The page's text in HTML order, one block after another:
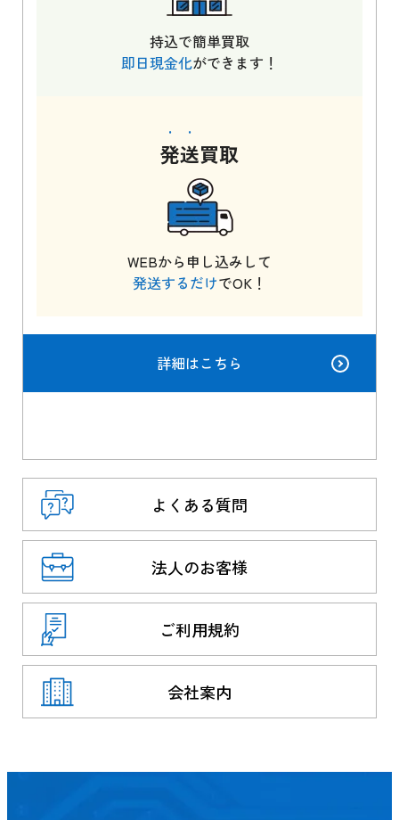
持込で簡単買取
即日現金化ができます！
発送買取
WEBから申し込みして
発送するだけでOK！
詳細はこちら
よくある質問
法人のお客様
ご利用規約
会社案内